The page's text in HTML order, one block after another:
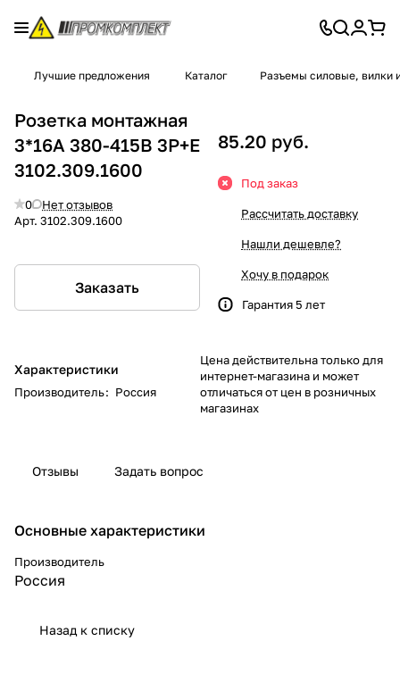
Лучшие предложения Каталог Разъемы силовые, вилки
Розетка монтажная
3*16А 380-415В 3Р+Е
3102.309.1600
0
Нет отзывов
Арт. 3102.309.1600
Заказать
Характеристики
Производитель: Россия
85.20 руб.
Под заказ
Рассчитать доставку
Нашли дешевле?
Хочу в подарок
Гарантия 5 лет
Цена действительна только для
интернет-магазина и может
отличаться от цен в розничных
магазинах
Отзывы Задать вопрос
Основные характеристики
Производитель
Россия
Назад к списку